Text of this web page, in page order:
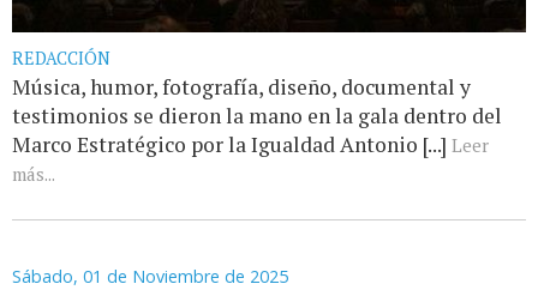
REDACCIÓN
Música, humor, fotografía, diseño, documental y
testimonios se dieron la mano en la gala dentro del
Marco Estratégico por la Igualdad Antonio [...] Leer
más...
Sábado, 01 de Noviembre de 2025